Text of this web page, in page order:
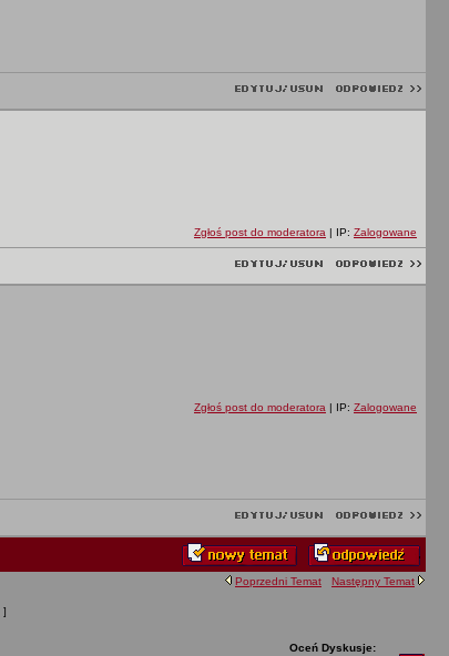
Zgłoś post do moderatora | IP: Zalogowane
Zgłoś post do moderatora | IP: Zalogowane
Poprzedni Temat Następny Temat
]
Oceń Dyskusje: